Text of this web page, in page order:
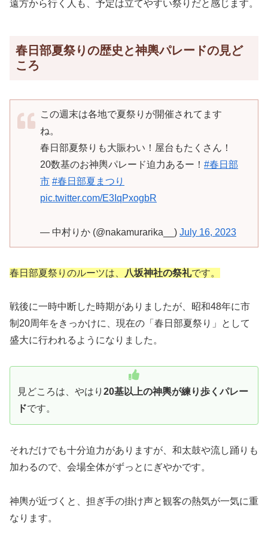
遠方から行く人も、予定は立てやすい祭りだと感じます。
春日部夏祭りの歴史と神輿パレードの見ど
ころ
この週末は各地で夏祭りが開催されてます
ね。
春日部夏祭りも大賑わい！屋台もたくさん！
20数基のお神輿パレード迫力あるー！ #春日部
市 #春日部夏まつり
pic.twitter.com/E3IqPxogbR
— 中村りか (@nakamurarika__) July 16, 2023
春日部夏祭りのルーツは、 八坂神社の祭礼です。
戦後に一時中断した時期がありましたが、昭和48年に市
制20周年をきっかけに、現在の「春日部夏祭り」として
盛大に行われるようになりました。
見どころは、やはり 20基以上の神輿が練り歩くパレー
ドです。
それだけでも十分迫力がありますが、和太鼓や流し踊りも
加わるので、会場全体がずっとにぎやかです。
神輿が近づくと、担ぎ手の掛け声と観客の熱気が一気に重
なります。